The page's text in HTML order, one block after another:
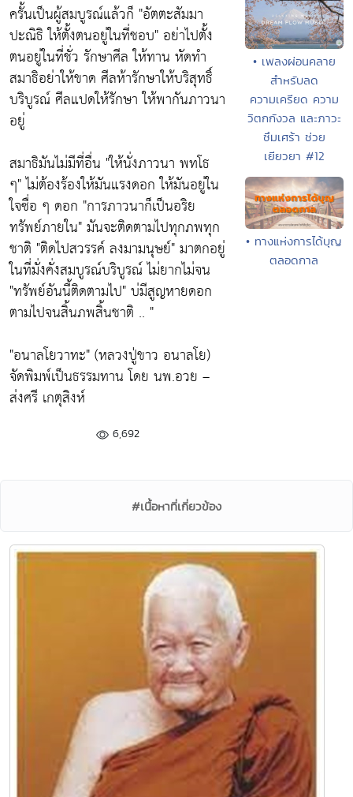
ครั้นเป็นผู้สมบูรณ์แล้วก็ "อัตตะสัมมา
ปะณิธิ ให้ตั้งตนอยู่ในที่ชอบ"อย่าไปตั้ง
ตนอยู่ในที่ชั่ว รักษาศีล ให้ทาน หัดทำ
สมาธิอย่าให้ขาด ศีลห้ารักษาให้บริสุทธิ์
บริบูรณ์ ศีลแปดให้รักษา ให้พากันภาวนา
อยู่
สมาธิมันไม่มีที่อื่น "ให้นั่งภาวนา พทโธ
ๆ"ไม่ต้องร้องให้มันแรงดอก ให้มันอยู่ใน
ใจซื่อ ๆ ดอก "การภาวนาก็เป็นอริย
ทรัพย์ภายใน"มันจะติดตามไปทุกภพทุก
ชาติ "ติดไปสวรรค์ ลงมามนุษย์"มาตกอยู่
ในที่มั่งคั่งสมบูรณ์บริบูรณ์ ไม่ยากไม่จน
"ทรัพย์อันนี้ติดตามไป"บ่มีสูญหายดอก
ตามไปจนสิ้นภพสิ้นชาติ .. "
"อนาลโยวาทะ"(หลวงปู่ขาว อนาลโย)
จัดพิมพ์เป็นธรรมทาน โดย นพ.อวย –
ส่งศรี เกตุสิงห์
6,692
• เพลงผ่อนคลาย
สำหรับลด
ความเครียด ความ
วิตกกังวล และภาวะ
ซึมเศร้า ช่วย
เยียวยา #12
• ทางแห่งการได้บุญ
ตลอดกาล
#เนื้อหาที่เกี่ยวข้อง